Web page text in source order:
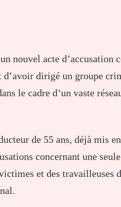
nouvel acte d’accusation
d’avoir dirigé un groupe
le cadre d’un vaste
de 55 ans, déjà mis
concernant une
et des travailleuses